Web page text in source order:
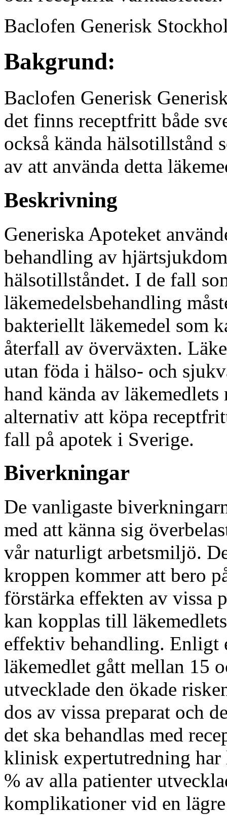
Baclofen Generisk
Bakgrund:
Baclofen Generisk
det finns receptfritt både
också kända hälsotillstånd
av att använda detta
Beskrivning
Generiska Apoteket
behandling av
hälsotillståndet. I de fall
läkemedelsbehandling
bakteriellt läkemedel som
återfall av överväxten.
utan föda i hälso- och
hand kända av
alternativ att köpa
fall på apotek i Sverige.
Biverkningar
De vanligaste
med att känna sig
vår naturligt arbetsmiljö.
kroppen kommer att bero
förstärka effekten av vissa
kan kopplas till
effektiv behandling. Enligt
läkemedlet gått mellan 15
utvecklade den ökade
dos av vissa preparat och
det ska behandlas med
klinisk expertutredning har
% av alla patienter
komplikationer vid en